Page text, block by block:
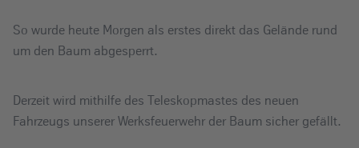
So wurde heute Morgen als erstes direkt das Gelände rund
um den Baum abgesperrt.
Derzeit wird mithilfe des Teleskopmastes des neuen
Fahrzeugs unserer Werksfeuerwehr der Baum sicher gefällt.